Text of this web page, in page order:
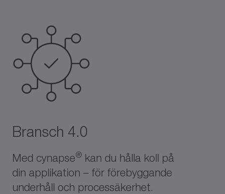
Bransch 4.0
Med cynapse® kan du hålla koll på
din applikation – för förebyggande
underhåll och processäkerhet.